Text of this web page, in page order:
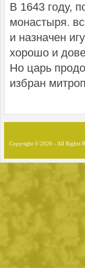
В 1643 году,
монастыря.
и назначен
хорошо и
Но царь
избран
Copyright © 2026 - All Rights